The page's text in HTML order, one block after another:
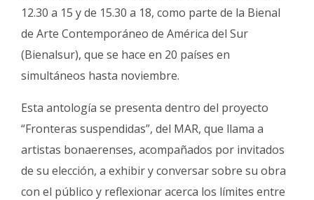
12.30 a 15 y de 15.30 a 18, como parte de la Bienal
de Arte Contemporáneo de América del Sur
(Bienalsur), que se hace en 20 países en
simultáneos hasta noviembre.
Esta antología se presenta dentro del proyecto
“Fronteras suspendidas”, del MAR, que llama a
artistas bonaerenses, acompañados por invitados
de su elección, a exhibir y conversar sobre su obra
con el público y reflexionar acerca los límites entre